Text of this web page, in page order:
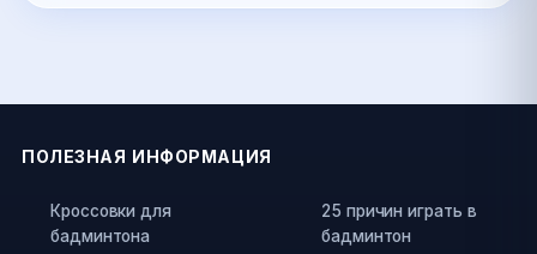
ПОЛЕЗНАЯ ИНФОРМАЦИЯ
Кроссовки для
бадминтона
25 причин играть в
бадминтон